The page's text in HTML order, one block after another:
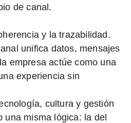
de canal.
y la trazabilidad.
unifica datos, mensajes
empresa actúe como una
experiencia sin
cultura y gestión
una misma lógica: la del